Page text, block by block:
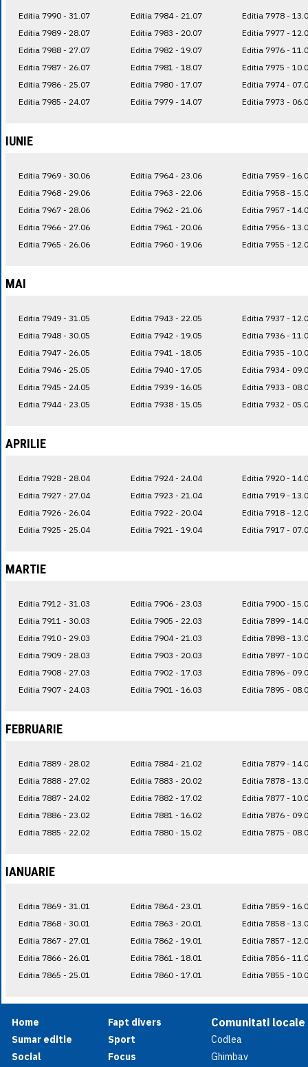
Editia 7990 - 31.07
Editia 7989 - 28.07
Editia 7988 - 27.07
Editia 7987 - 26.07
Editia 7986 - 25.07
Editia 7985 - 24.07
Editia 7984 - 21.07
Editia 7983 - 20.07
Editia 7982 - 19.07
Editia 7981 - 18.07
Editia 7980 - 17.07
Editia 7979 - 14.07
Editia 7978 -
Editia 7977 -
Editia 7976 -
Editia 7975 -
Editia 7974 -
Editia 7973 -
IUNIE
Editia 7969 - 30.06
Editia 7968 - 29.06
Editia 7967 - 28.06
Editia 7966 - 27.06
Editia 7965 - 26.06
Editia 7964 - 23.06
Editia 7963 - 22.06
Editia 7962 - 21.06
Editia 7961 - 20.06
Editia 7960 - 19.06
Editia 7959 -
Editia 7958 -
Editia 7957 -
Editia 7956 -
Editia 7955 -
MAI
Editia 7949 - 31.05
Editia 7948 - 30.05
Editia 7947 - 26.05
Editia 7946 - 25.05
Editia 7945 - 24.05
Editia 7944 - 23.05
Editia 7943 - 22.05
Editia 7942 - 19.05
Editia 7941 - 18.05
Editia 7940 - 17.05
Editia 7939 - 16.05
Editia 7938 - 15.05
Editia 7937 -
Editia 7936 -
Editia 7935 -
Editia 7934 -
Editia 7933 -
Editia 7932 -
APRILIE
Editia 7928 - 28.04
Editia 7927 - 27.04
Editia 7926 - 26.04
Editia 7925 - 25.04
Editia 7924 - 24.04
Editia 7923 - 21.04
Editia 7922 - 20.04
Editia 7921 - 19.04
Editia 7920 -
Editia 7919 -
Editia 7918 -
Editia 7917 -
MARTIE
Editia 7912 - 31.03
Editia 7911 - 30.03
Editia 7910 - 29.03
Editia 7909 - 28.03
Editia 7908 - 27.03
Editia 7907 - 24.03
Editia 7906 - 23.03
Editia 7905 - 22.03
Editia 7904 - 21.03
Editia 7903 - 20.03
Editia 7902 - 17.03
Editia 7901 - 16.03
Editia 7900 -
Editia 7899 -
Editia 7898 -
Editia 7897 -
Editia 7896 -
Editia 7895 -
FEBRUARIE
Editia 7889 - 28.02
Editia 7888 - 27.02
Editia 7887 - 24.02
Editia 7886 - 23.02
Editia 7885 - 22.02
Editia 7884 - 21.02
Editia 7883 - 20.02
Editia 7882 - 17.02
Editia 7881 - 16.02
Editia 7880 - 15.02
Editia 7879 -
Editia 7878 -
Editia 7877 -
Editia 7876 -
Editia 7875 -
IANUARIE
Editia 7869 - 31.01
Editia 7868 - 30.01
Editia 7867 - 27.01
Editia 7866 - 26.01
Editia 7865 - 25.01
Editia 7864 - 23.01
Editia 7863 - 20.01
Editia 7862 - 19.01
Editia 7861 - 18.01
Editia 7860 - 17.01
Editia 7859 -
Editia 7858 -
Editia 7857 -
Editia 7856 -
Editia 7855 -
Home
Sumar editie
Social
Fapt divers
Sport
Focus
Comunitati locale
Codlea
Ghimbav